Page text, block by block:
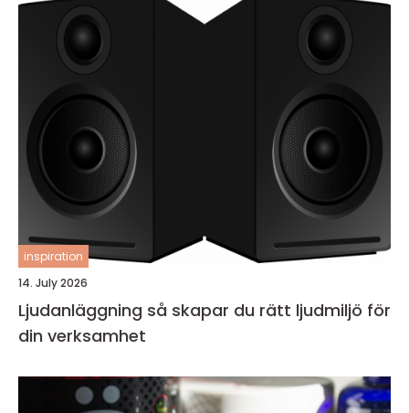
inspiration
14. July 2026
Ljudanläggning så skapar du rätt ljudmiljö för
din verksamhet